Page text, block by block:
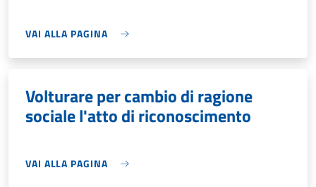
VAI ALLA PAGINA
Volturare per cambio di ragione
sociale l'atto di riconoscimento
VAI ALLA PAGINA